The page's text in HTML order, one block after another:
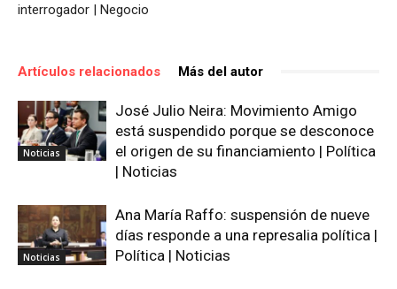
interrogador | Negocio
Artículos relacionados Más del autor
Noticias
José Julio Neira: Movimiento Amigo
está suspendido porque se desconoce
el origen de su financiamiento | Política
| Noticias
Noticias
Ana María Raffo: suspensión de nueve
días responde a una represalia política |
Política | Noticias